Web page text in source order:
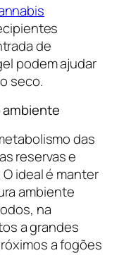
de
podem ajudar
seco.
das
reservas e
ideal é manter
ambiente
na
a grandes
a fogões